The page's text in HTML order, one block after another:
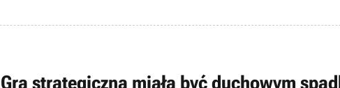
Gra strategiczna miała być duchowym